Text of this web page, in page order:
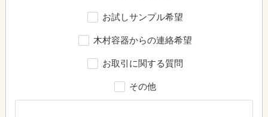
お試しサンプル希望
木村容器からの連絡希望
お取引に関する質問
その他